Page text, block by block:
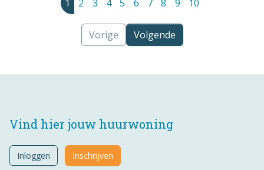
1 2 3 4 5 6 7 8 9 10
Vorige Volgende
Vind hier jouw huurwoning
Inloggen Inschrijven